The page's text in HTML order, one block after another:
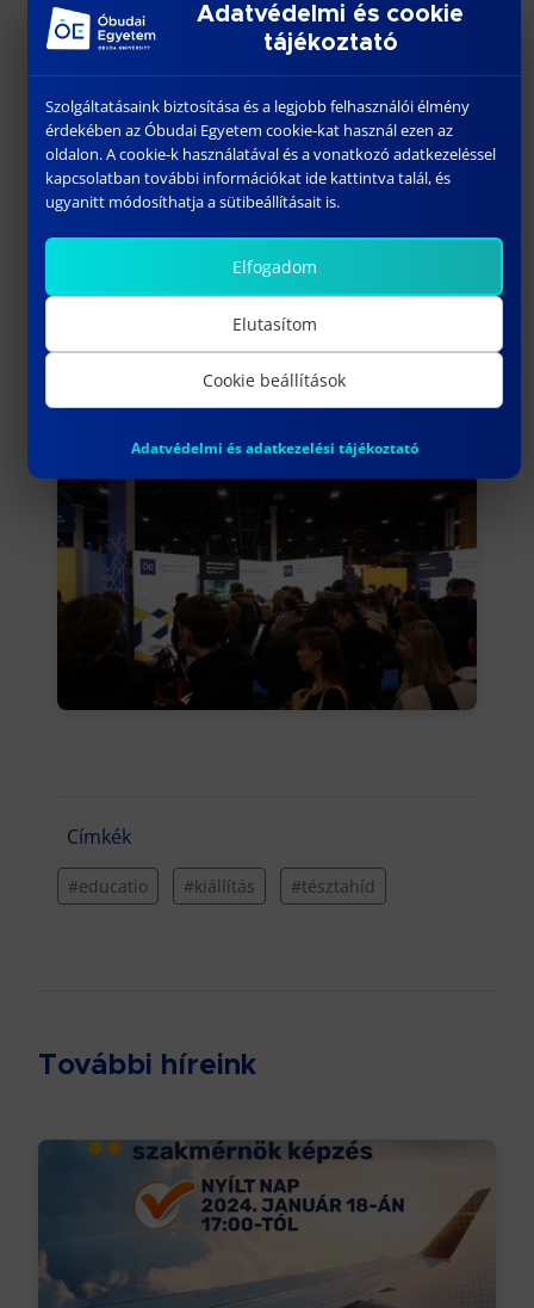
Címkék
#educatio #kiállítás #tésztahíd
További híreink
Adatvédelmi és cookie
tájékoztató
Szolgáltatásaink biztosítása és a legjobb felhasználói élmény
érdekében az Óbudai Egyetem cookie-kat használ ezen az
oldalon. A cookie-k használatával és a vonatkozó adatkezeléssel
kapcsolatban további információkat ide kattintva talál, és
ugyanitt módosíthatja a sütibeállításait is.
Elfogadom
Elutasítom
Cookie beállítások
Adatvédelmi és adatkezelési tájékoztató